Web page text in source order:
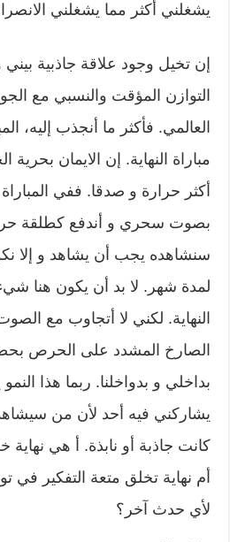
يشغلني أكثر مما يشغلني
إن تخيل وجود علاقة جاذبية بيني
التوازن المؤقت والنسبي مع
العالمي. فأكثر ما أنجذب إليه،
مباراة النهاية. إن الايمان بحرية
أكثر حرارة و صدقا. ففي المباراة
بصوت سحري و أندفع كطلقة حرة
سنشاهده يجب أن يشاهد و إلا
لمدة شهر. لا بد أن يكون هنا
النهاية. لكني لا أتجاوب مع
الصارخ المشدد على الحرص
بداخلي و بدواخلنا. ربما هذا
يشاركني فيه أحد لأن من
كانت جاذبة أو نابذة. أ هي
أم نهاية تخلق متعة التفكير في
لأي حدث آخر؟